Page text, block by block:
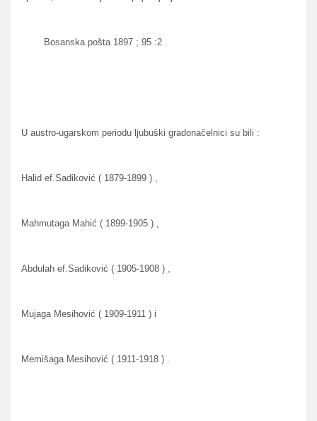
Bosanska pošta 1897 ; 95 :2 .
U austro-ugarskom periodu ljubuški gradonačelnici su bili :
Halid ef.Sadiković ( 1879-1899 ) ,
Mahmutaga Mahić ( 1899-1905 ) ,
Abdulah ef.Sadiković ( 1905-1908 ) ,
Mujaga Mesihović ( 1909-1911 ) i
Memišaga Mesihović ( 1911-1918 ) .